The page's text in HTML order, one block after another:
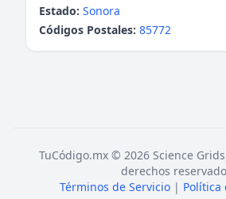
Estado: Sonora
Códigos Postales: 85772
TuCódigo.mx © 2026 Science
derechos
Términos de Servicio | Política